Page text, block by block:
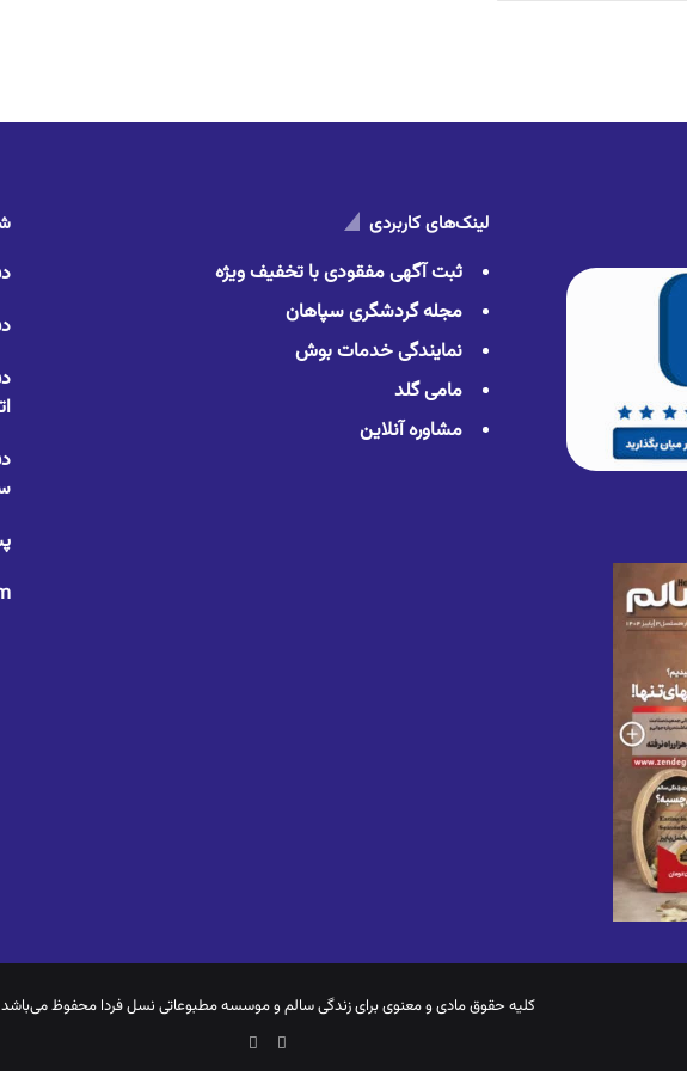
لینک‌های کاربردی
ثبت آگهی مفقودی با تخفیف ویژه
مجله گردشگری سپاهان
نمایندگی خدمات بوش
مامی گلد
مشاوره آنلاین
کلیه حقوق مادی و معنوی برایزندگی سالم و موسسه مطبوعاتی نسل فردا محفوظ می‌باشد
یوتیوب